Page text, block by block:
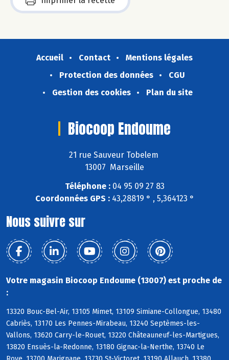
Accueil Contact
Mentions légales
Protection des données
CGU
Gestion des cookies
Plan du site
Biocoop Endoume
21 rue Sauveur Tobelem
13007 Marseille
Téléphone :04 95 09 27 83
Coordonnées GPS :43,28819 ° , 5,364123 °
Nous suivre sur
Votre magasin Biocoop Endoume (13007) est proche de
:
13320 Bouc-Bel-Air, 13105 Mimet, 13109 Simiane-Collongue, 13480
Cabriès, 13170 Les Pennes-Mirabeau, 13240 Septèmes-les-
Vallons, 13620 Carry-le-Rouet, 13220 Châteauneuf-les-Martigues,
13820 Ensuès-la-Redonne, 13180 Gignac-la-Nerthe, 13740 Le